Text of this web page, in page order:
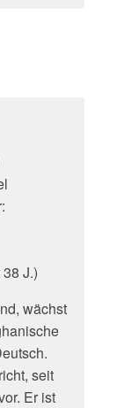
J.)
wächst
seit
Er ist